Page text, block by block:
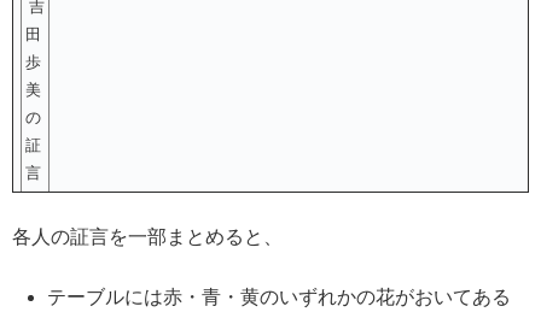
吉
田
歩
美
の
証
言
各人の証言を一部まとめると、
テーブルには赤・青・黄のいずれかの花がおいてある